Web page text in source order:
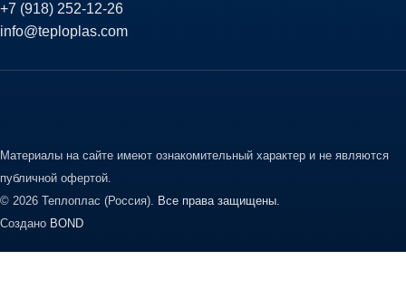
+7 (918) 252-12-26
info@teploplas.com
Материалы на сайте имеют ознакомительный характер и не являются
публичной офертой.
© 2026 Теплоплас (Россия). Все права защищены.
Создано BOND